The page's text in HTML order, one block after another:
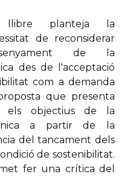
planteja la
de reconsiderar
de la
des de l'acceptació
com a demanda
que presenta
els objectius de la
a partir de la
del tancament dels
de sostenibilitat.
fer una crítica del